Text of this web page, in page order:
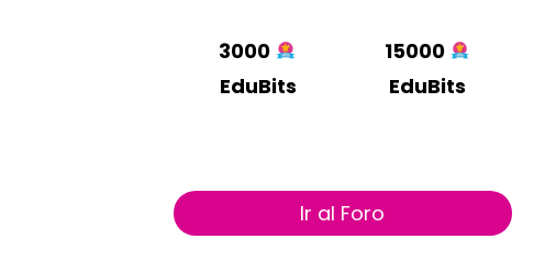
3000
EduBits
15000
EduBits
Ir al Foro